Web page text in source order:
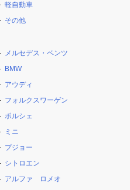
軽自動車
その他
メルセデス・ベンツ
BMW
アウディ
フォルクスワーゲン
ポルシェ
ミニ
プジョー
シトロエン
アルファ ロメオ